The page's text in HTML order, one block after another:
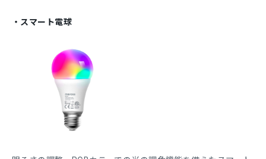
・スマート電球